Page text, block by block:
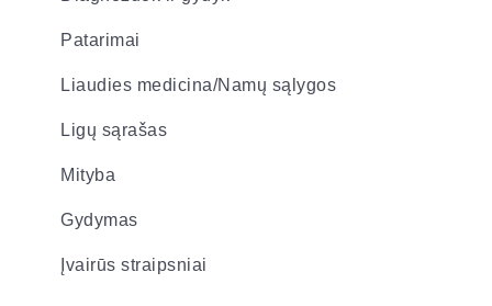
Patarimai
Liaudies medicina/Namų sąlygos
Ligų sąrašas
Mityba
Gydymas
Įvairūs straipsniai